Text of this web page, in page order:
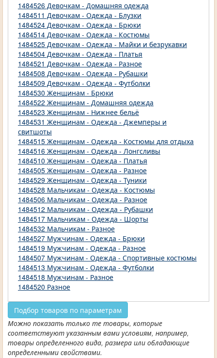
1484526 Девочкам - Домашняя одежда
1484511 Девочкам - Одежда - Блузки
1484524 Девочкам - Одежда - Брюки
1484514 Девочкам - Одежда - Костюмы
1484525 Девочкам - Одежда - Майки и безрукавки
1484504 Девочкам - Одежда - Платья
1484521 Девочкам - Одежда - Разное
1484508 Девочкам - Одежда - Рубашки
1484509 Девочкам - Одежда - Футболки
1484530 Женщинам - Брюки
1484522 Женщинам - Домашняя одежда
1484523 Женщинам - Нижнее бельё
1484531 Женщинам - Одежда - Джемперы и
свитшоты
1484515 Женщинам - Одежда - Костюмы для отдыха
1484516 Женщинам - Одежда - Лонгсливы
1484510 Женщинам - Одежда - Платья
1484505 Женщинам - Одежда - Разное
1484529 Женщинам - Одежда - Туники
1484528 Мальчикам - Одежда - Костюмы
1484506 Мальчикам - Одежда - Разное
1484512 Мальчикам - Одежда - Рубашки
1484517 Мальчикам - Одежда - Шорты
1484532 Мальчикам - Разное
1484527 Мужчинам - Одежда - Брюки
1484519 Мужчинам - Одежда - Разное
1484507 Мужчинам - Одежда - Спортивные костюмы
1484513 Мужчинам - Одежда - Футболки
1484518 Мужчинам - Разное
1484520 Разное
Подбор товаров по параметрам
Можно показать только те товары, которые
соответствуют указанным вами условиям, например,
товары определенного вида, размера или обладающие
определенными свойствами.